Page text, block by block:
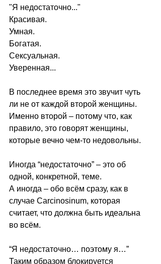
"Я недостаточно..."
Красивая.
Умная.
Богатая.
Сексуальная.
Уверенная...
В последнее время это звучит чуть
ли не от каждой второй женщины.
Именно второй – потому что, как
правило, это говорят женщины,
которые вечно чем-то недовольны.
Иногда “недостаточно” – это об
одной, конкретной, теме.
А иногда – обо всём сразу, как в
случае Carcinosinum, которая
считает, что должна быть идеальна
во всём.
“Я недостаточно… поэтому я…”
Таким образом блокируется